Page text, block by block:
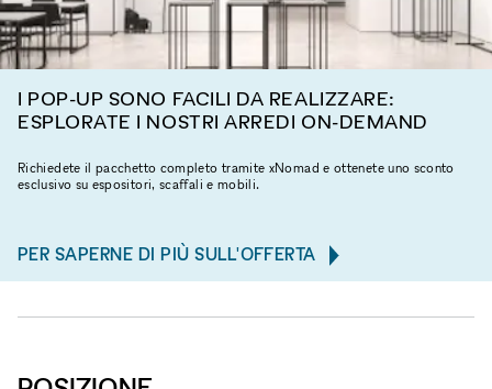
I POP-UP SONO FACILI DA REALIZZARE:
ESPLORATE I NOSTRI ARREDI ON-DEMAND
Richiedete il pacchetto completo tramite xNomad e ottenete uno sconto
esclusivo su espositori, scaffali e mobili.
PER SAPERNE DI PIÙ SULL'OFFERTA